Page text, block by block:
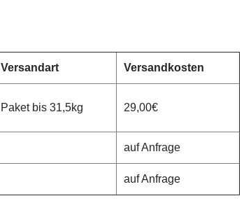
Versandart Versandkosten
Paket bis 31,5kg 29,00€
auf Anfrage
auf Anfrage